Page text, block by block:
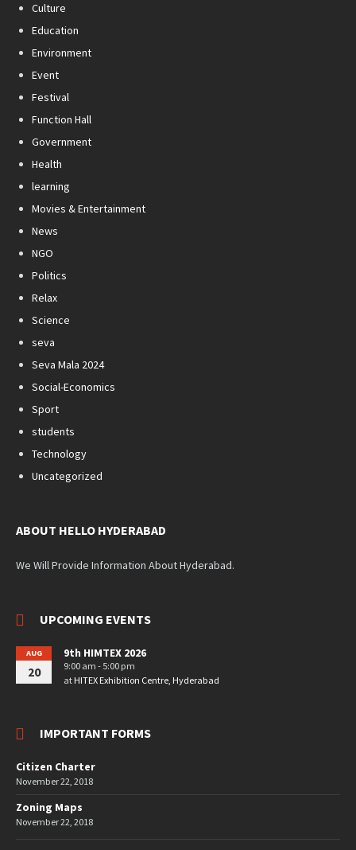
Culture
Education
Environment
Event
Festival
Function Hall
Government
Health
learning
Movies & Entertainment
News
NGO
Politics
Relax
Science
seva
Seva Mala 2024
Social-Economics
Sport
students
Technology
Uncategorized
ABOUT HELLO HYDERABAD
We Will Provide Information About Hyderabad.
UPCOMING EVENTS
AUG
20
9th HIMTEX 2026
9:00 am - 5:00 pm
at HITEX Exhibition Centre, Hyderabad
IMPORTANT FORMS
Citizen Charter
November 22, 2018
Zoning Maps
November 22, 2018